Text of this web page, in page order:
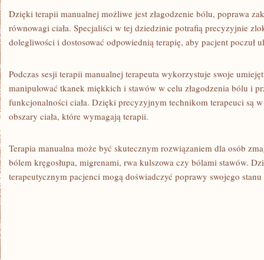
Dzięki terapii manualnej możliwe jest złagodzenie bólu, poprawa
równowagi ciała. Specjaliści ‍w tej dziedzinie‍ potrafią precyzyjnie
dolegliwości i dostosować odpowiednią terapię, aby pacjent poczuł
Podczas sesji terapii manualnej terapeuta wykorzystuje swoje
manipulować tkanek miękkich i stawów w celu złagodzenia bólu i
funkcjonalności ciała. Dzięki precyzyjnym technikom terapeuci są
obszary ciała, które wymagają terapii.
Terapia ‌manualna⁤ może​ być ⁢skutecznym rozwiązaniem dla osób
bólem kręgosłupa, migrenami, rwa kulszowa​ czy bólami stawów.​
terapeutycznym pacjenci ‍mogą doświadczyć poprawy swojego